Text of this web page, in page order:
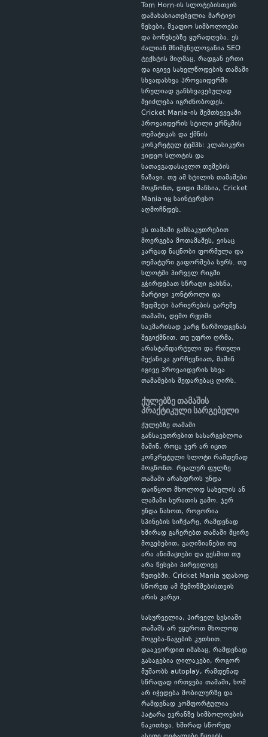
Tom Horn-ის სლოტებისთვის
დამახასიათებელია მარტივი
წესები, მკაფიო სიმბოლოები
და ბონუსებზე ყურადღება. ეს
ძალიან მნიშვნელოვანია SEO
ტექსტის მიღმაც, რადგან ერთი
და იგივე სახელწოდების თამაში
სხვადასხვა პროვაიდერში
სრულიად განსხვავებულად
შეიძლება იგრძნობოდეს.
Cricket Mania-ის შემთხვევაში
პროვაიდერის სტილი ერწყმის
თემატიკას და ქმნის
კონკრეტულ ტემპს: კლასიკური
ვიდეო სლოტის და
სათავგადასავლო თემების
ნაზავი. თუ ამ სტილის თამაშები
მოგწონთ, დიდი შანსია, Cricket
Mania-იც საინტერესო
აღმოჩნდეს.
ეს თამაში განსაკუთრებით
მოერგება მოთამაშეს, ვისაც
კარგად ნაცნობი ფორმულა და
თემატური გაფორმება სურს. თუ
სლოტში პირველ რიგში
გჭირდებათ სწრაფი გახსნა,
მარტივი კონტროლი და
ზედმეტი ბარიერების გარეშე
თამაში, დემო რეჟიმი
საკმარისად კარგ წარმოდგენას
შეგიქმნით. თუ უფრო ღრმა,
არასტანდარტული და რთული
მექანიკა გირჩევნიათ, მაშინ
იგივე პროვაიდერის სხვა
თამაშების შედარებაც ღირს.
ქულებზე თამაშის
პრაქტიკული სარგებელი
ქულებზე თამაში
განსაკუთრებით სასარგებლოა
მაშინ, როცა ჯერ არ იცით
კონკრეტული სლოტი რამდენად
მოგწონთ. რეალურ ფულზე
თამაში არასდროს უნდა
დაიწყოთ მხოლოდ სახელის ან
ლამაზი სურათის გამო. ჯერ
უნდა ნახოთ, როგორია
სპინების სიჩქარე, რამდენად
ხშირად გაჩერებთ თამაში მცირე
მოგებებით, გაღიზიანებთ თუ
არა ანიმაციები და გესმით თუ
არა წესები პირველივე
წუთებში. Cricket Mania უფასოდ
სწორედ ამ შემოწმებისთვის
არის კარგი.
სასურველია, პირველ სესიაში
თამაშს არ უყუროთ მხოლოდ
მოგება-წაგების კუთხით.
დააკვირდით იმასაც, რამდენად
გასაგებია ღილაკები, როგორ
მუშაობს autoplay, რამდენად
სწრაფად ირთვება თამაში, ხომ
არ იჭედება მობილურზე და
რამდენად კომფორტულია
პატარა ეკრანზე სიმბოლოების
წაკითხვა. ხშირად სწორედ